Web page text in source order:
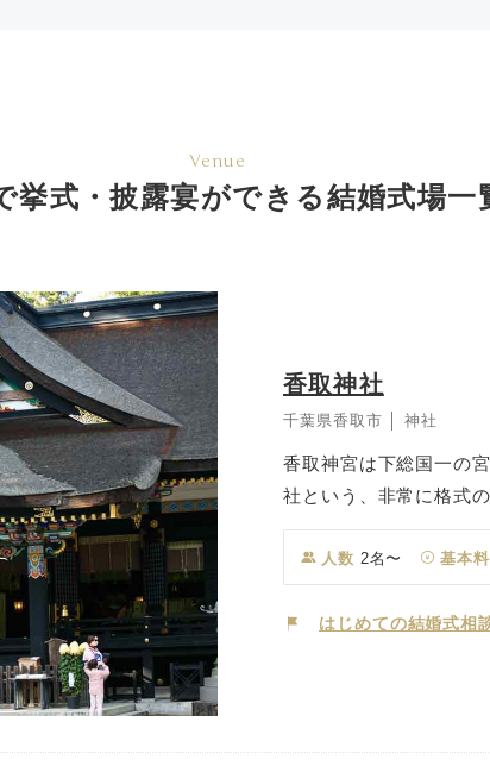
Venue
挙式・披露宴ができる結婚式場一
香取神社
千葉県香取市 │ 神社
香取神宮は下総国一の
社という、非常に格式
30分。緑に囲まれた境
社殿は重要文化財に指
道30分の移動にて、ホ
す。ご利用人数に合わ
人数 2名〜 基本
はじめての結婚式相